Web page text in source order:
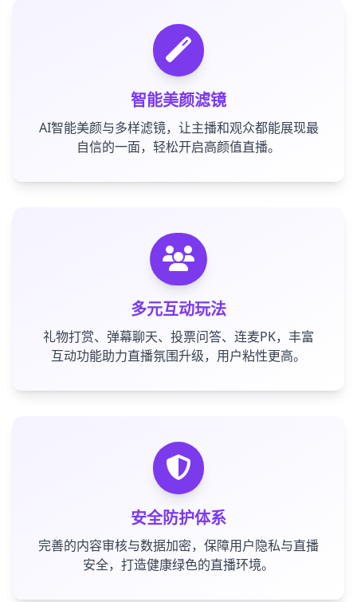
智能美颜滤镜
AI智能美颜与多样滤镜，让主播和观众都能展现最
自信的一面，轻松开启高颜值直播。
多元互动玩法
礼物打赏、弹幕聊天、投票问答、连麦PK，丰富
互动功能助力直播氛围升级，用户粘性更高。
安全防护体系
完善的内容审核与数据加密，保障用户隐私与直播
安全，打造健康绿色的直播环境。